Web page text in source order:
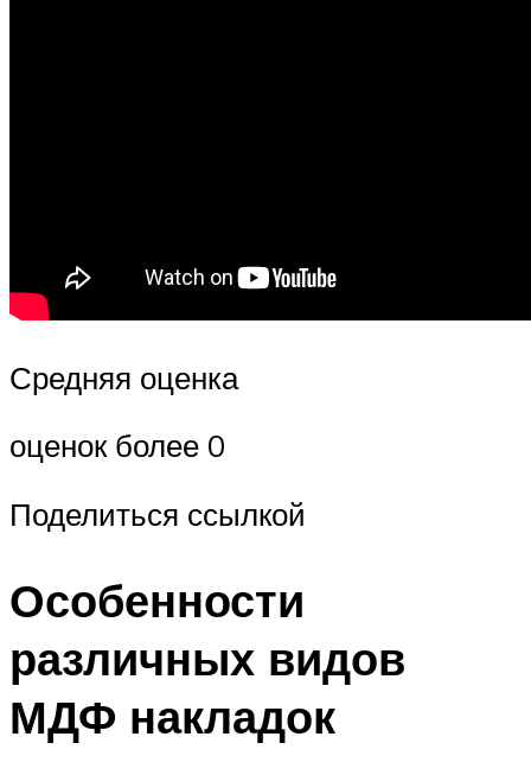
Средняя оценка
оценок более 0
Поделиться ссылкой
Особенности
различных видов
МДФ накладок